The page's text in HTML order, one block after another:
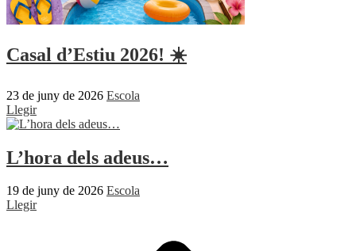
Casal d’Estiu 2026! ☀️
23 de juny de 2026 Escola
Llegir
L’hora dels adeus…
19 de juny de 2026 Escola
Llegir